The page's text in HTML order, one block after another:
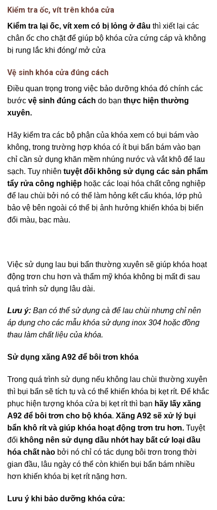
Kiểm tra ốc, vít trên khóa cửa
Kiểm tra lại ốc, vít xem có bị lỏng ở đâu thì xiết lại các
chân ốc cho chặt để giúp bộ khóa cửa cứng cáp và không
bị rung lắc khi đóng/ mở cửa
Vệ sinh khóa cửa đúng cách
Điều quan trọng trong việc bảo dưỡng khóa đó chính các
bước vệ sinh đúng cách do bạn thực hiện thường
xuyên.
Hãy kiểm tra các bộ phận của khóa xem có bụi bám vào
không, trong trường hợp khóa có ít bụi bẩn bám vào bạn
chỉ cần sử dụng khăn mềm nhúng nước và vắt khô để lau
sạch. Tuy nhiên tuyệt đối không sử dụng các sản phẩm
tẩy rửa công nghiệp hoặc các loại hóa chất công nghiệp
để lau chùi bởi nó có thể làm hỏng kết cấu khóa, lớp phủ
bảo vệ bên ngoài có thể bị ảnh hưởng khiến khóa bị biến
đổi màu, bạc màu.
Việc sử dụng lau bụi bẩn thường xuyên sẽ giúp khóa hoạt
động trơn chu hơn và thẩm mỹ khóa không bị mất đi sau
quá trình sử dụng lâu dài.
Lưu ý: Bạn có thể sử dụng cà để lau chùi nhưng chỉ nên
áp dụng cho các mẫu khóa sử dụng inox 304 hoặc đồng
thau làm chất liệu của khóa.
Sử dụng xăng A92 để bôi trơn khóa
Trong quá trình sử dụng nếu không lau chùi thường xuyên
thì bụi bẩn sẽ tích tụ và có thể khiến khóa bị kẹt rít. Để khắc
phục hiện tượng khóa cửa bị kẹt rít thì bạn hãy lấy xăng
A92 để bôi trơn cho bộ khóa. Xăng A92 sẽ xử lý bụi
bẩn khô rít và giúp khóa hoạt động trơn tru hơn. Tuyệt
đối không nên sử dụng dầu nhớt hay bất cứ loại dầu
hóa chất nào bởi nó chỉ có tác dụng bôi trơn trong thời
gian đầu, lâu ngày có thể còn khiến bụi bẩn bám nhiều
hơn khiến khóa bị kẹt rít nặng hơn.
Lưu ý khi bảo dưỡng khóa cửa: